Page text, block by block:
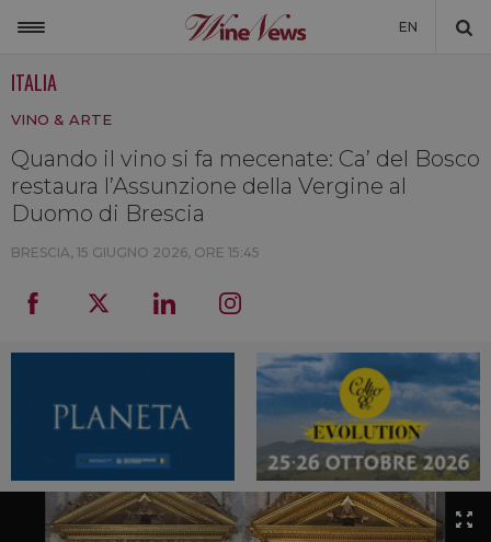
EN
NON SOLO VINO
NEWSLETTER
LA CANTINA DI WINENEWS
DICONO DI NOI
ITALIA
VINO & ARTE
Quando il vino si fa mecenate: Ca’ del Bosco
restaura l’Assunzione della Vergine al
Duomo di Brescia
BRESCIA, 15 GIUGNO 2026, ORE 15:45